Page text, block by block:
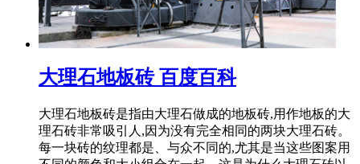
大理石地板砖 百度百科
大理石地板砖是指由大理石做成的地板砖,用作地板的大
理石砖非常吸引人,因为没有完全相同的两块大理石砖。
每一块砖的纹理都是、与众不同的,尤其是当这些图案用